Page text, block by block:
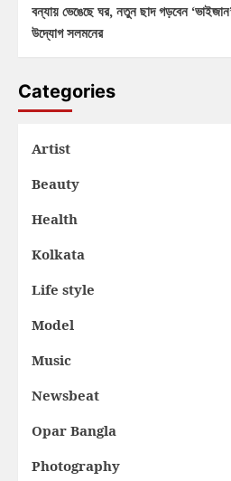
বন্যায় ভেঙেছে ঘর, নতুন ছাদ গড়বেন
উদ্যোগ সলমনের
Categories
Artist
Beauty
Health
Kolkata
Life style
Model
Music
Newsbeat
Opar Bangla
Photography